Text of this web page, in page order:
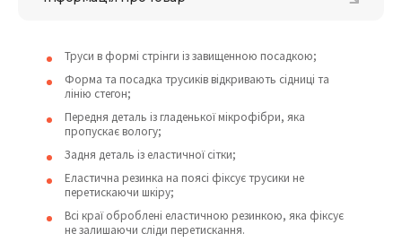
Труси в формі стрінги із завищенною посадкою;
Форма та посадка трусиків відкривають сідниці та
лінію стегон;
Передня деталь із гладенької мікрофібри, яка
пропускає вологу;
Задня деталь із еластичної сітки;
Еластична резинка на поясі фіксує трусики не
перетискаючи шкіру;
Всі краї оброблені еластичною резинкою, яка фіксує
не залишаючи сліди перетискання.